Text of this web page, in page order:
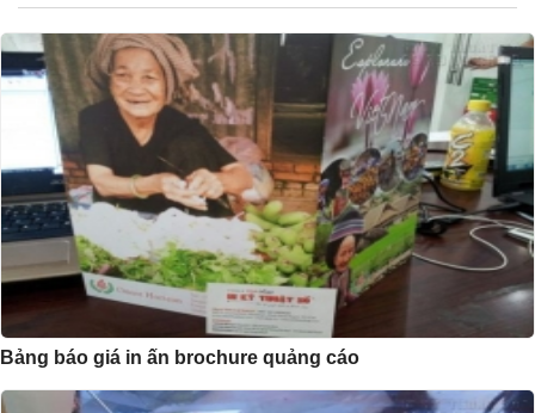
Bảng báo giá in ấn brochure quảng cáo